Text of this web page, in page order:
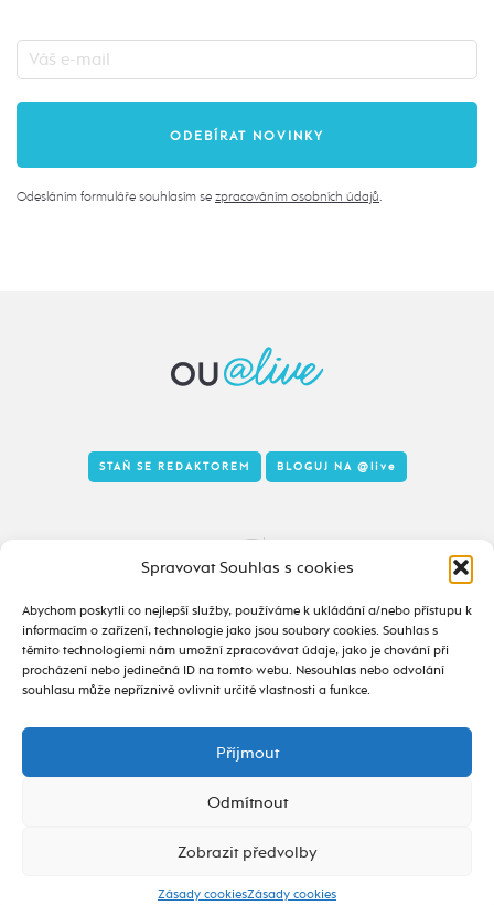
Spravovat Souhlas s cookies
Abychom poskytli co nejlepší služby, používáme k ukládání a/nebo přístupu k
informacím o zařízení, technologie jako jsou soubory cookies. Souhlas s
těmito technologiemi nám umožní zpracovávat údaje, jako je chování při
procházení nebo jedinečná ID na tomto webu. Nesouhlas nebo odvolání
souhlasu může nepříznivě ovlivnit určité vlastnosti a funkce.
Příjmout
Odmítnout
Zobrazit předvolby
Zásady cookiesZásady cookies
Odesláním formuláře souhlasím se zpracováním osobních údajů
Tady to taky žije
alive.osu.cz- ISSN 2695-0022
design od
STAŇ SE REDAKTOREM BLOGUJ NA @live